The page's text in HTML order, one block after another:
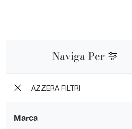
Naviga Per
AZZERA FILTRI
Marca